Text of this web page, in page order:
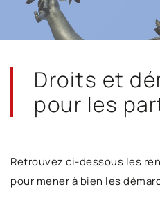
Droits et
pour les
Retrouvez ci-dessous les
pour mener à bien les